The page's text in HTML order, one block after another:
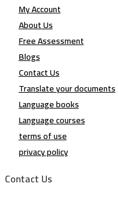
My Account
About Us
Free Assessment
Blogs
Contact Us
Translate your documents
Language books
Language courses
terms of use
privacy policy
Contact Us